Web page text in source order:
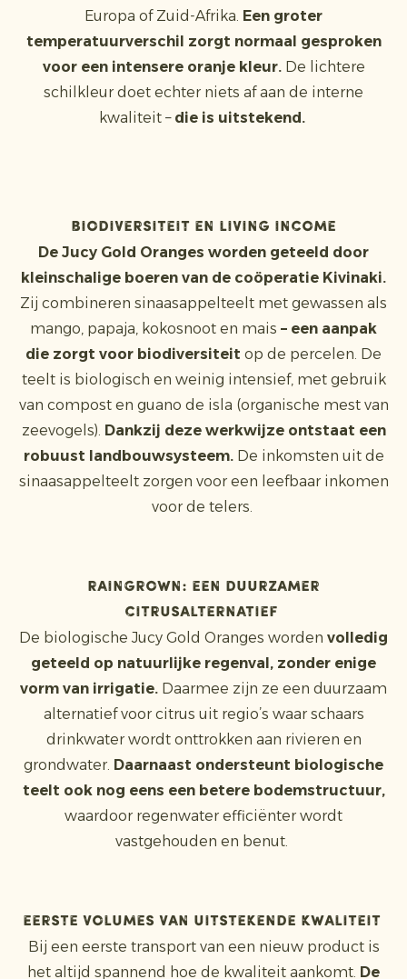
Europa of Zuid-Afrika. Een groter
temperatuurverschil zorgt normaal gesproken
voor een intensere oranje kleur. De lichtere
schilkleur doet echter niets af aan de interne
kwaliteit – die is uitstekend.
Biodiversiteit en Living Income
De Jucy Gold Oranges worden geteeld door
kleinschalige boeren van de coöperatie Kivinaki.
Zij combineren sinaasappelteelt met gewassen als
mango, papaja, kokosnoot en mais – een aanpak
die zorgt voor biodiversiteit op de percelen. De
teelt is biologisch en weinig intensief, met gebruik
van compost en guano de isla (organische mest van
zeevogels). Dankzij deze werkwijze ontstaat een
robuust landbouwsysteem. De inkomsten uit de
sinaasappelteelt zorgen voor een leefbaar inkomen
voor de telers.
Raingrown: een duurzamer
citrusalternatief
De biologische Jucy Gold Oranges worden volledig
geteeld op natuurlijke regenval, zonder enige
vorm van irrigatie. Daarmee zijn ze een duurzaam
alternatief voor citrus uit regio’s waar schaars
drinkwater wordt onttrokken aan rivieren en
grondwater. Daarnaast ondersteunt biologische
teelt ook nog eens een betere bodemstructuur,
waardoor regenwater efficiënter wordt
vastgehouden en benut.
Eerste volumes van uitstekende kwaliteit
Bij een eerste transport van een nieuw product is
het altijd spannend hoe de kwaliteit aankomt. De